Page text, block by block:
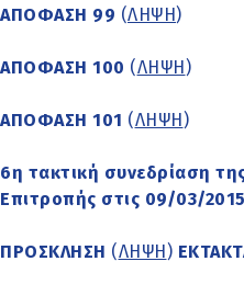
ΑΠΟΦΑΣΗ 99 (ΛΗΨΗ )
ΑΠΟΦΑΣΗ 100 (ΛΗΨΗ )
ΑΠΟΦΑΣΗ 101 (ΛΗΨΗ )
6η τακτική συνεδρίαση
Επιτροπής στις 09/03/2015
ΠΡΟΣΚΛΗΣΗ (ΛΗΨΗ )